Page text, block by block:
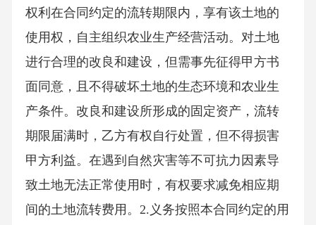
权利在合同约定的流转期限内，享有该土地的
使用权，自主组织农业生产经营活动。对土地
进行合理的改良和建设，但需事先征得甲方书
面同意，且不得破坏土地的生态环境和农业生
产条件。改良和建设所形成的固定资产，流转
期限届满时，乙方有权自行处置，但不得损害
甲方利益。在遇到自然灾害等不可抗力因素导
致土地无法正常使用时，有权要求减免相应期
间的土地流转费用。2.义务按照本合同约定的用